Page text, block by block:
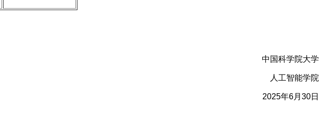
中国科学院大学
人工智能学院
2025年6月30日